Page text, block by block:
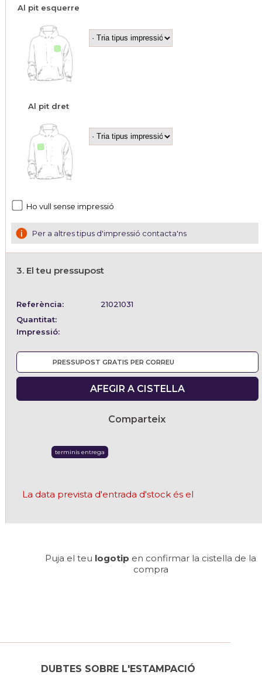
Al pit esquerre
Al pit dret
Ho vull sense impressió
Per a altres tipus d'impressió contacta'ns
3. El teu pressupost
Referència:
21021031
Quantitat:
Impressió:
PRESSUPOST GRATIS PER CORREU
AFEGIR A CISTELLA
Comparteix
terminis entrega
La data prevista d'entrada d'stock és el
Puja el teu logotip en confirmar la cistella de la
compra
DUBTES SOBRE L'ESTAMPACIÓ